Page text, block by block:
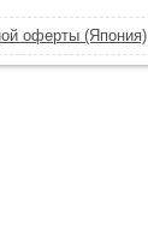
оферты (Япония)